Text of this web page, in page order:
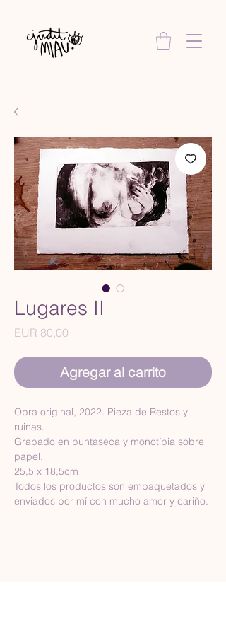
Lugares II
EUR 80,00
Agregar al carrito
Obra original, 2022. Pieza de Restos y
ruinas.
Grabado en puntaseca y monotípia sobre
papel.
25,5 x 18,5cm
Todos los productos son empaquetados y
enviados por mí con mucho amor y cariño.